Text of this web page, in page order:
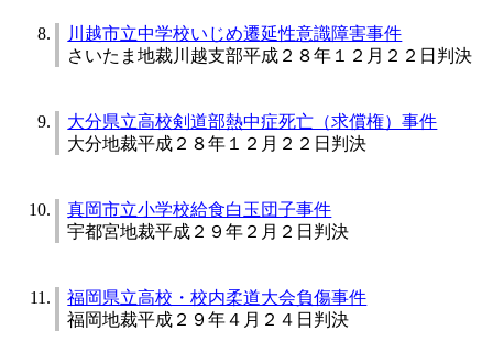
川越市立中学校いじめ遷延性意識障害事件
さいたま地裁川越支部平成２８年１２月２２日判決
大分県立高校剣道部熱中症死亡（求償権）事件
大分地裁平成２８年１２月２２日判決
真岡市立小学校給食白玉団子事件
宇都宮地裁平成２９年２月２日判決
福岡県立高校・校内柔道大会負傷事件
福岡地裁平成２９年４月２４日判決